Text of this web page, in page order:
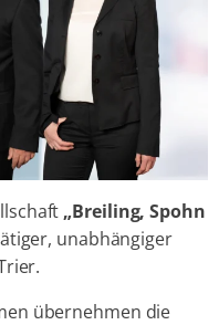
„Breiling, Spohn
unabhängiger
übernehmen die